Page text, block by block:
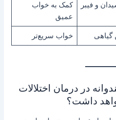
و فیبر
کمک به خواب
عمیق
گیاهی خواب سریع‌تر
در درمان اختلالات
داشت؟